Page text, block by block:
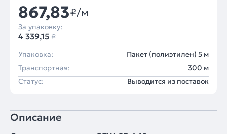
867,83₽/м
За упаковку:
4 339,15 ₽
Упаковка:
Пакет (полиэтилен) 5 м
Транспортная:
300 м
Статус:
Выводится из поставок
Описание